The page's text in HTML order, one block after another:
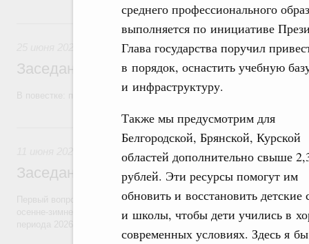
среднего профессионального
выполняется по инициативе
Глава государства поручил
в порядок, оснастить учебную
и инфраструктуру.
Также мы предусмотрим для
Белгородской, Брянской, Курской
областей дополнительно свыше
рублей. Эти ресурсы помогут им
обновить и восстановить детские
и школы, чтобы дети учились в
современных условиях. Здесь я бы
25 июня, четверг
Заседание Правительства (2026 год,
В повестке: проекты федеральных законов, бюджетные
11 июня, четверг
Заседание Правительства (2026 год,
Первый вопрос повестки – об итогах прохождения предприятиями
осенне-зимнего периода 2025–2026 годов и задачах по подготовке